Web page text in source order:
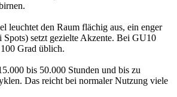
leuchtet den Raum flächig aus, ein enger
Spots) setzt gezielte Akzente. Bei GU10
Grad üblich.
bis 50.000 Stunden und bis zu
Das reicht bei normaler Nutzung viele